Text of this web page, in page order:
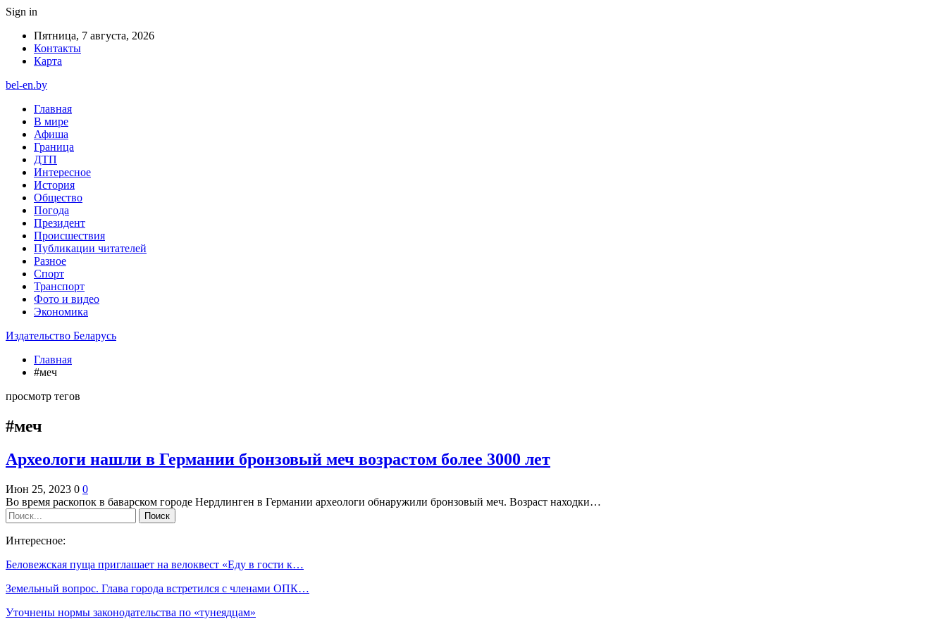
Sign in
Пятница, 7 августа, 2026
Контакты
Карта
bel-en.by
Главная
В мире
Афиша
Граница
ДТП
Интересное
История
Общество
Погода
Президент
Происшествия
Публикации читателей
Разное
Спорт
Транспорт
Фото и видео
Экономика
Издательство Беларусь
Главная
#меч
просмотр тегов
#меч
Археологи нашли в Германии бронзовый меч возрастом более 3000 лет
Июн 25, 2023 0 0
Во время раскопок в баварском городе Нердлинген в Германии археологи обнаружили бронзовый меч. Возраст находки…
Интересное:
Беловежская пуща приглашает на велоквест «Еду в гости к…
Земельный вопрос. Глава города встретился с членами ОПК…
Уточнены нормы законодательства по «тунеядцам»